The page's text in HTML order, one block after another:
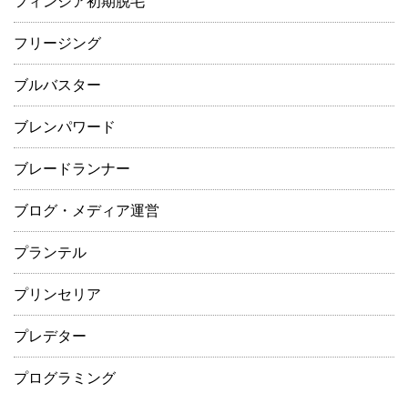
フリージング
ブルバスター
ブレンパワード
ブレードランナー
ブログ・メディア運営
プランテル
プリンセリア
プレデター
プログラミング